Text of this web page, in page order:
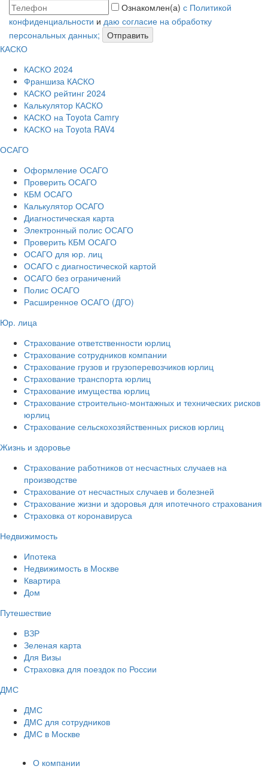
Ознакомлен(а) с Политикой
конфиденциальности и даю согласие на обработку
персональных данных;
Отправить
КАСКО
КАСКО 2024
Франшиза КАСКО
КАСКО рейтинг 2024
Калькулятор КАСКО
КАСКО на Toyota Camry
КАСКО на Toyota RAV4
ОСАГО
Оформление ОСАГО
Проверить ОСАГО
КБМ ОСАГО
Калькулятор ОСАГО
Диагностическая карта
Электронный полис ОСАГО
Проверить КБМ ОСАГО
ОСАГО для юр. лиц
ОСАГО с диагностической картой
ОСАГО без ограничений
Полис ОСАГО
Расширенное ОСАГО (ДГО)
Юр. лица
Страхование ответственности юрлиц
Страхование сотрудников компании
Страхование грузов и грузоперевозчиков юрлиц
Страхование транспорта юрлиц
Страхование имущества юрлиц
Страхование строительно-монтажных и технических рисков
юрлиц
Страхование сельскохозяйственных рисков юрлиц
Жизнь и здоровье
Страхование работников от несчастных случаев на
производстве
Страхование от несчастных случаев и болезней
Страхование жизни и здоровья для ипотечного страхования
Страховка от коронавируса
Недвижимость
Ипотека
Недвижимость в Москве
Квартира
Дом
Путешествие
ВЗР
Зеленая карта
Для Визы
Страховка для поездок по России
ДМС
ДМС
ДМС для сотрудников
ДМС в Москве
О компании